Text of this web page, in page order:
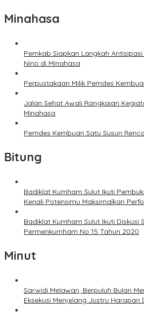
Minahasa
Pemkab Siapkan Langkah
Nino di Minahasa
Perpustakaan Milik Pemdes
Jalan Sehat Awali Rangkaian
Minahasa
Pemdes Kembuan Satu Susun
Bitung
Badiklat Kumham Sulut Ikuti
Kenali Potensimu Maksimalkan
Badiklat Kumham Sulut Ikuti Diskusi
Permenkumham No 15 Tahun 2020
Minut
Sarwidi Melawan, Berpuluh Bulan
Eksekusi Menjelang Justru Harapan